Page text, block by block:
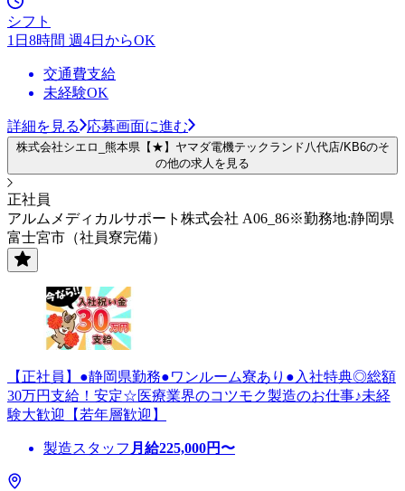
シフト
1日8時間 週4日からOK
交通費支給
未経験OK
詳細を見る 応募画面に進む
株式会社シエロ_熊本県【★】ヤマダ電機テックランド八代店/KB6のそ
の他の求人を見る
正社員
アルムメディカルサポート株式会社 A06_86※勤務地:静岡県
富士宮市（社員寮完備）
【正社員】●静岡県勤務●ワンルーム寮あり●入社特典◎総額
30万円支給！安定☆医療業界のコツモク製造のお仕事♪未経
験大歓迎【若年層歓迎】
製造スタッフ 月給225,000円〜